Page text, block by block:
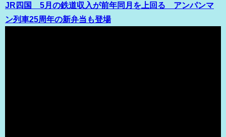
JR四国 5月の鉄道収入が前年同月を上回る アンパンマ
ン列車25周年の新弁当も登場